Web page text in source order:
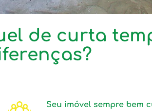
de curta
Seu imóvel sempre bem